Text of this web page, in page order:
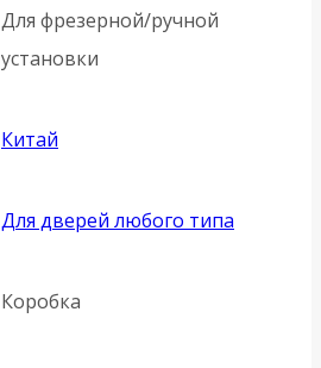
Для фрезерной/ручной
установки
Китай
Для дверей любого типа
Коробка